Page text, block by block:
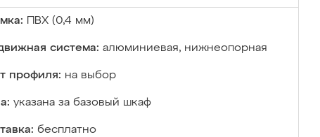
ПВХ (0,4 мм)
система: алюминиевая, нижнеопорная
профиля: на выбор
указана за базовый шкаф
бесплатно